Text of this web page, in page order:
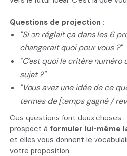
Questions de projection :
"Si on réglait ça dans les 6
changerait quoi pour vous ?"
"C'est quoi le critère numéro
sujet ?"
"Vous avez une idée de ce
termes de [temps gagné /
Ces questions font deux choses
prospect à formuler lui-même
et elles vous donnent le
votre proposition.